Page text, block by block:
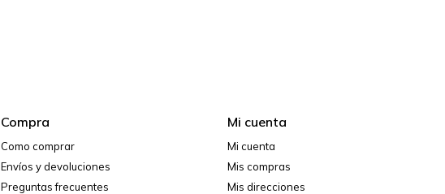
Compra
Como comprar
Envíos y devoluciones
Preguntas frecuentes
Mi cuenta
Mi cuenta
Mis compras
Mis direcciones